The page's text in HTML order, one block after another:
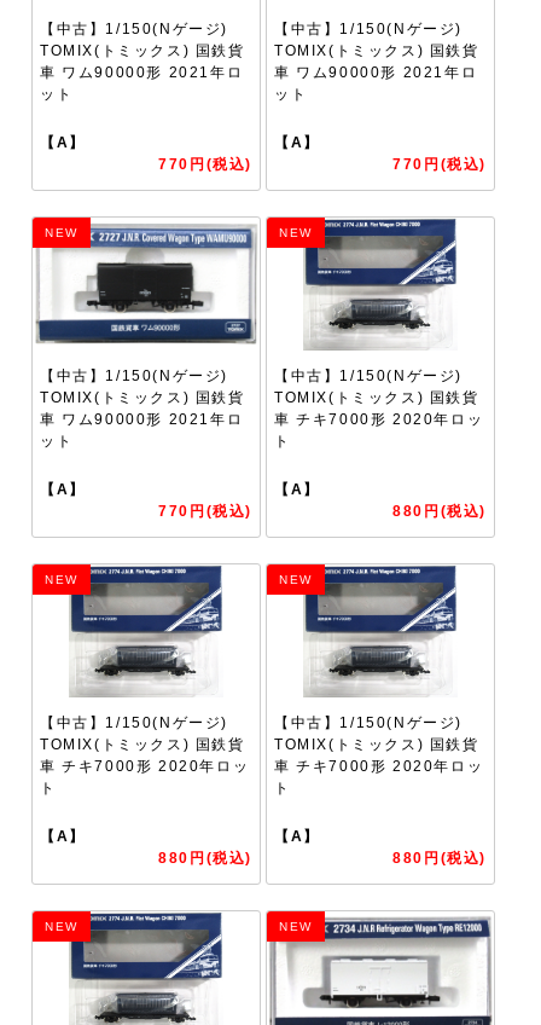
【中古】1/150(Nゲージ)
TOMIX(トミックス) 国鉄貨
車 ワム90000形 2021年ロ
ット
【A】
770円(税込)
【中古】1/150(Nゲージ)
TOMIX(トミックス) 国鉄貨
車 ワム90000形 2021年ロ
ット
【A】
770円(税込)
NEW
【中古】1/150(Nゲージ)
TOMIX(トミックス) 国鉄貨
車 ワム90000形 2021年ロ
ット
【A】
770円(税込)
NEW
【中古】1/150(Nゲージ)
TOMIX(トミックス) 国鉄貨
車 チキ7000形 2020年ロッ
ト
【A】
880円(税込)
NEW
【中古】1/150(Nゲージ)
TOMIX(トミックス) 国鉄貨
車 チキ7000形 2020年ロッ
ト
【A】
880円(税込)
NEW
【中古】1/150(Nゲージ)
TOMIX(トミックス) 国鉄貨
車 チキ7000形 2020年ロッ
ト
【A】
880円(税込)
NEW NEW